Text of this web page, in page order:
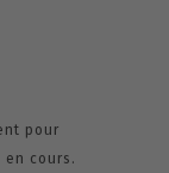
pour
cours.